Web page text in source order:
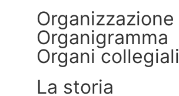
organizzazione
organigramma
organi collegiali
la storia